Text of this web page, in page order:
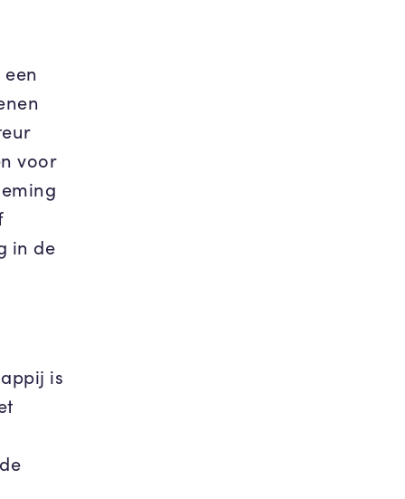
voor
in de
is